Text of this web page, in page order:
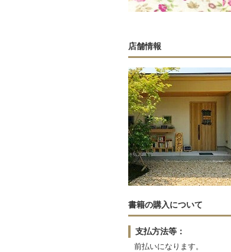
店舗情報
書籍の購入について
支払方法等：
前払いになります。